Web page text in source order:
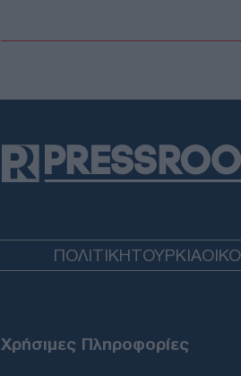
ΠΟΛΙΤΙΚΗΤΟΥΡΚΙΑ
Χρήσιμες Πληροφορίες